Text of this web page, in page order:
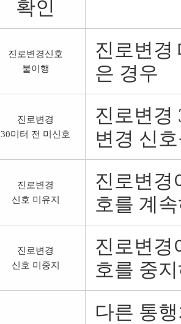
확인
진로변경신호
불이행
진로변경
은 경우
진로변경
30미터 전 미신호
진로변경
변경 신
진로변경
신호 미유지
진로변경
호를 계
진로변경
신호 미중지
진로변경
호를 중
다른 통